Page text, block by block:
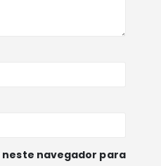
neste navegador para